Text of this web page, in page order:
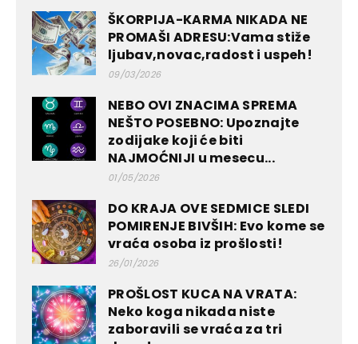
ŠKORPIJA-KARMA NIKADA NE
PROMAŠI ADRESU:Vama stiže
ljubav,novac,radost i uspeh!
09/03/2026
NEBO OVI ZNACIMA SPREMA
NEŠTO POSEBNO: Upoznajte
zodijake koji će biti
NAJMOĆNIJI u mesecu...
01/05/2026
DO KRAJA OVE SEDMICE SLEDI
POMIRENJE BIVŠIH: Evo kome se
vraća osoba iz prošlosti!
26/01/2026
PROŠLOST KUCA NA VRATA:
Neko koga nikada niste
zaboravili se vraća za tri